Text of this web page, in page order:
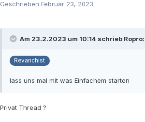
Geschrieben Februar 23, 2023
Am 23.2.2023 um 10:14 schrieb Ropro:
Revanchist
lass uns mal mit was Einfachem starten
Privat Thread ?